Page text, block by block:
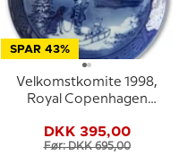
SPAR 43%
Velkomstkomite 1998,
Royal Copenhagen
DKK 395,00
Før: DKK 695,00